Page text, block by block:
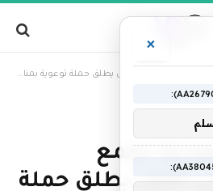
الأول يطلق حملة توعوية بمناسبة اليوم العالمي للوقاية من الغرق
تجمع
الأول يطلق حملة
×